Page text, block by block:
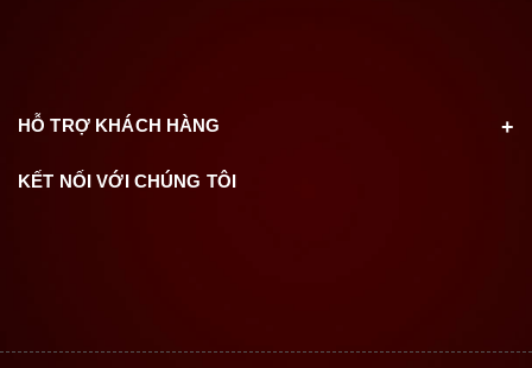
HỖ TRỢ KHÁCH HÀNG
KẾT NỐI VỚI CHÚNG TÔI